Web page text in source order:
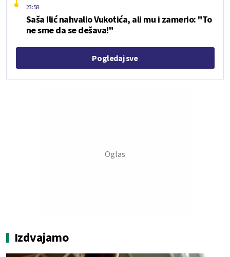
Saša Ilić nahvalio Vukotića, ali mu i zamerio: "To
ne sme da se dešava!"
23:58
Pogledaj sve
Izdvajamo